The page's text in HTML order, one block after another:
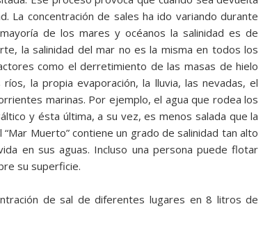
La concentración de sales ha ido variando durante
de los mares y océanos la salinidad es de
la salinidad del mar no es la misma en todos los
como el derretimiento de las masas de hielo
la propia evaporación, la lluvia, las nevadas, el
marinas. Por ejemplo, el agua que rodea los
y ésta última, a su vez, es menos salada que la
Muerto” contiene un grado de salinidad tan alto
en sus aguas. Incluso una persona puede flotar
su superficie.
de sal de diferentes lugares en 8 litros de